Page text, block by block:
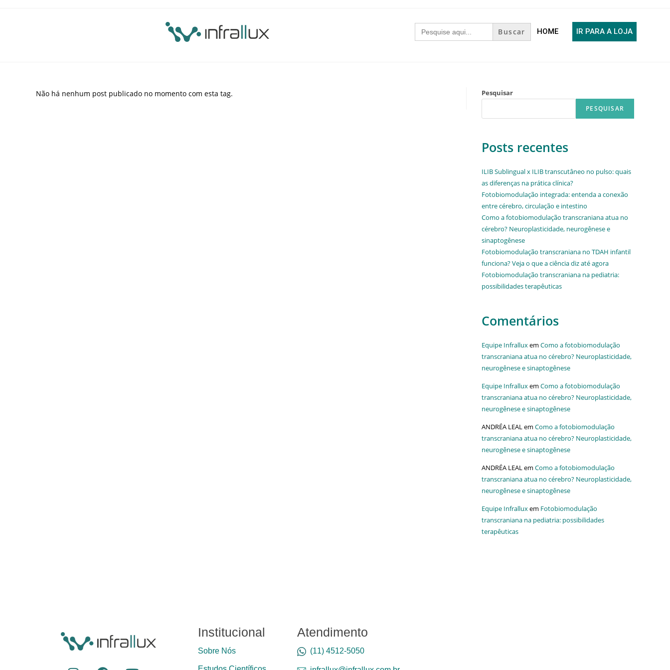
HOME IR PARA A LOJA
Search
for:
Não há nenhum post publicado no momento com esta tag. Pesquisar
PESQUISAR
Posts recentes
ILIB Sublingual x ILIB transcutâneo no pulso: quais
as diferenças na prática clínica?
Fotobiomodulação integrada: entenda a conexão
entre cérebro, circulação e intestino
Como a fotobiomodulação transcraniana atua no
cérebro? Neuroplasticidade, neurogênese e
sinaptogênese
Fotobiomodulação transcraniana no TDAH infantil
funciona? Veja o que a ciência diz até agora
Fotobiomodulação transcraniana na pediatria:
possibilidades terapêuticas
Comentários
Equipe Infralluxem Como a fotobiomodulação
transcraniana atua no cérebro? Neuroplasticidade,
neurogênese e sinaptogênese
Equipe Infralluxem Como a fotobiomodulação
transcraniana atua no cérebro? Neuroplasticidade,
neurogênese e sinaptogênese
ANDRÉA LEALem Como a fotobiomodulação
transcraniana atua no cérebro? Neuroplasticidade,
neurogênese e sinaptogênese
ANDRÉA LEALem Como a fotobiomodulação
transcraniana atua no cérebro? Neuroplasticidade,
neurogênese e sinaptogênese
Equipe Infralluxem Fotobiomodulação
transcraniana na pediatria: possibilidades
terapêuticas
Institucional
Sobre Nós
Atendimento
(11) 4512-5050